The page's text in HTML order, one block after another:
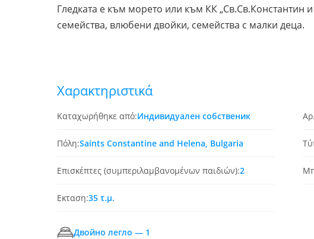
Гледката е към морето или към КК „Св.Св.Константин
семейства, влюбени двойки, семейства с малки деца.
Χαρακτηριστικά
Καταχωρήθηκε από:Индивидуален собственик
Πόλη:Saints Constantine and Helena, Bulgaria
Επισκέπτες (συμπεριλαμβανομένων παιδιών):2
Εκταση:35 τ.μ.
Двойно легло — 1